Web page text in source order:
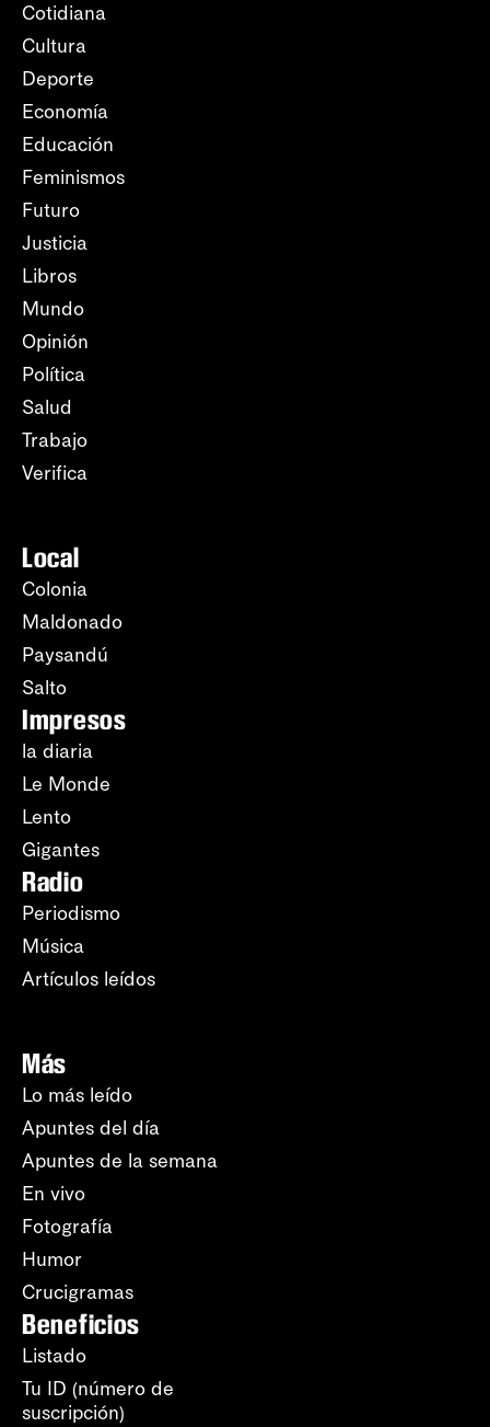
Cotidiana
Cultura
Deporte
Economía
Educación
Feminismos
Futuro
Justicia
Libros
Mundo
Opinión
Política
Salud
Trabajo
Verifica
Local
Colonia
Maldonado
Paysandú
Salto
Impresos
la diaria
Le Monde
Lento
Gigantes
Radio
Periodismo
Música
Artículos leídos
Más
Lo más leído
Apuntes del día
Apuntes de la semana
En vivo
Fotografía
Humor
Crucigramas
Beneficios
Listado
Tu ID (número de
suscripción)